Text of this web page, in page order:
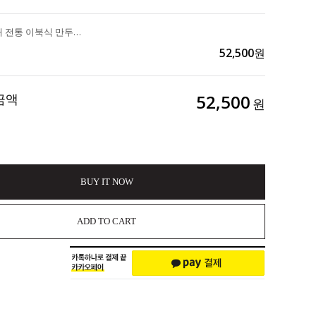
부산 명물 2대 전통 이북식 만두국 100% 수제만두 한돈 생왕만두 12알, 비법육수 3팩, 닭고명1통, 다대기 양념장 1통 (냉동X 생만두O) 3인분 3set 58,500>>52,500
52,500원
액 52,500 원
BUY IT NOW
ADD TO CART